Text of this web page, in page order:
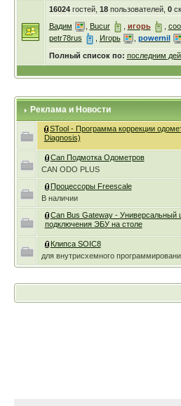
16024гостей, 18пользователей, 0
Вадим
Bucur игорь
petr78rus
Игорь powernil
Полный список по: последним
Реклама и Новости
STool - Программа коррекции
Diagnosis)
Can Подмотка Одометров
CAN ODO PLUS
Процессоры Freescale
В наличии
Can Bus Gateway - Универсальный
подключения ЭБУ на столе
Клипса SOIC8
для внутрисхемного